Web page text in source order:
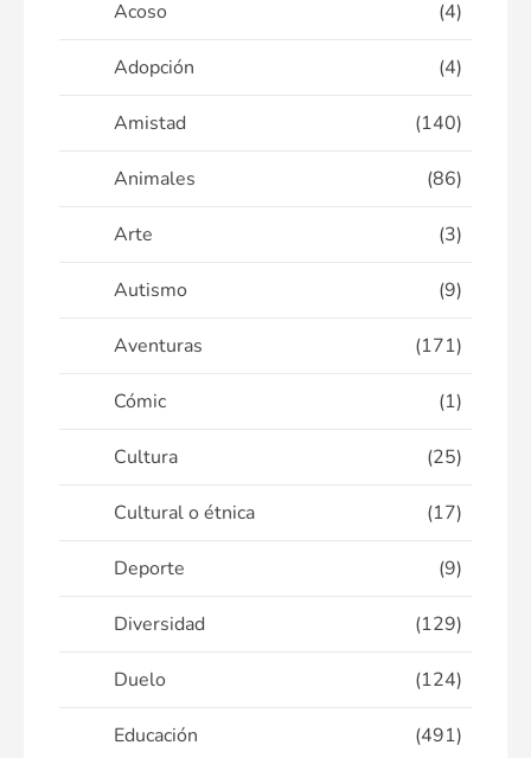
Acoso (4)
Adopción (4)
Amistad (140)
Animales (86)
Arte (3)
Autismo (9)
Aventuras (171)
Cómic (1)
Cultura (25)
Cultural o étnica (17)
Deporte (9)
Diversidad (129)
Duelo (124)
Educación (491)